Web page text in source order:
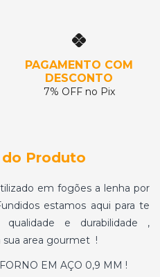
PAGAMENTO COM
DESCONTO
7% OFF no Pix
Produto
em fogões a lenha por
estamos aqui para te
e durabilidade ,
sua area gourmet !
EM AÇO 0,9 MM !